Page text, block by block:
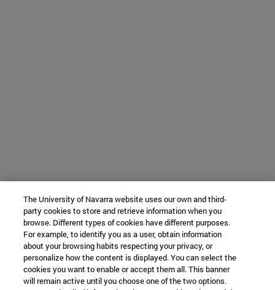
The University of Navarra website uses our own and third-
party cookies to store and retrieve information when you
browse. Different types of cookies have different purposes.
For example, to identify you as a user, obtain information
about your browsing habits respecting your privacy, or
personalize how the content is displayed. You can select the
cookies you want to enable or accept them all. This banner
will remain active until you choose one of the two options.